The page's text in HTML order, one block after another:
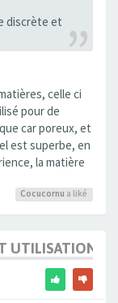
discrète et
celle ci
pour de
car poreux, et
est superbe, en
la matière
Cocucornu a liké
UTILISATION,